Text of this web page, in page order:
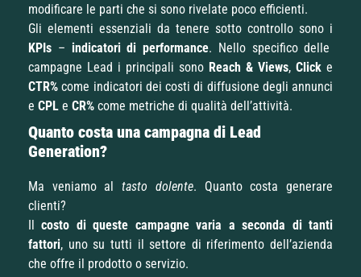
modificare le parti che si sono rivelate poco efficienti.
Gli elementi essenziali da tenere sotto controllo sono i
KPIs – indicatori di performance. Nello specifico delle
campagne Lead i principali sono Reach & Views, Click e
CTR% come indicatori dei costi di diffusione degli annunci
e CPL e CR% come metriche di qualità dell’attività.
Quanto costa una campagna di Lead
Generation?
Ma veniamo altasto dolente. Quanto costa generare
clienti?
Ilcosto di queste campagne varia a seconda di tanti
fattori, uno su tutti il settore di riferimento dell’azienda
che offre il prodotto o servizio.